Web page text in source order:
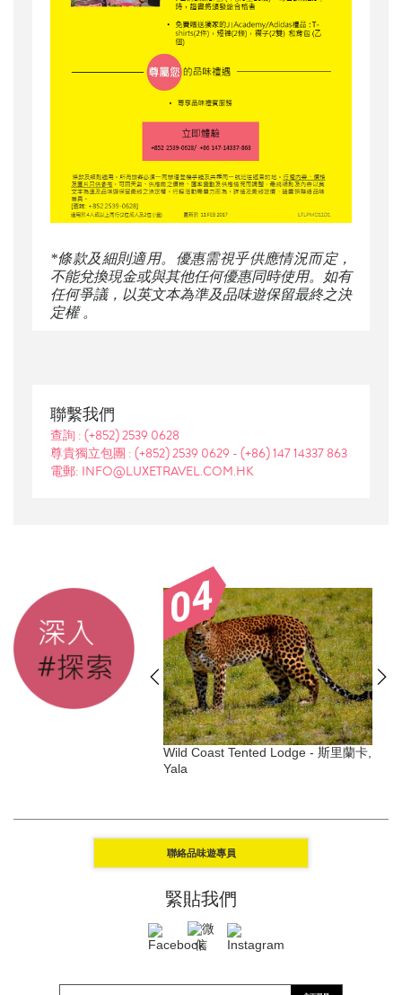
*條款及細則適用。優惠需視乎供應情況而定，
不能兌換現金或與其他任何優惠同時使用。如有
任何爭議，以英文本為準及品味遊保留最終之決
定權 。
聯繫我們
查詢 : (+852) 2539 0628
尊貴獨立包團 : (+852) 2539 0629 - (+86) 147 14337 863
電郵: INFO@LUXETRAVEL.COM.HK
Wild Coast Tented Lodge - 斯里蘭卡,
Yala
聯絡品味遊專員
緊貼我們